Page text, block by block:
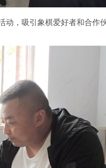
，吸引象棋爱好者和合